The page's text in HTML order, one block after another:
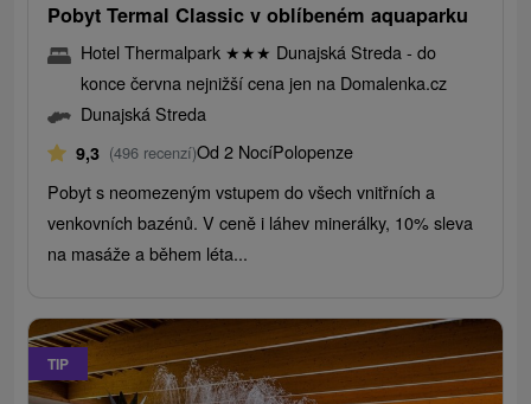
Pobyt Termal Classic v oblíbeném aquaparku
Hotel Thermalpark ★★★ Dunajská Streda - do
konce června nejnižší cena jen na Domalenka.cz
Dunajská Streda
9,3 (496 recenzí)Od 2 NocíPolopenze
Pobyt s neomezeným vstupem do všech vnitřních a
venkovních bazénů. V ceně i láhev minerálky, 10% sleva
na masáže a během léta...
TIP